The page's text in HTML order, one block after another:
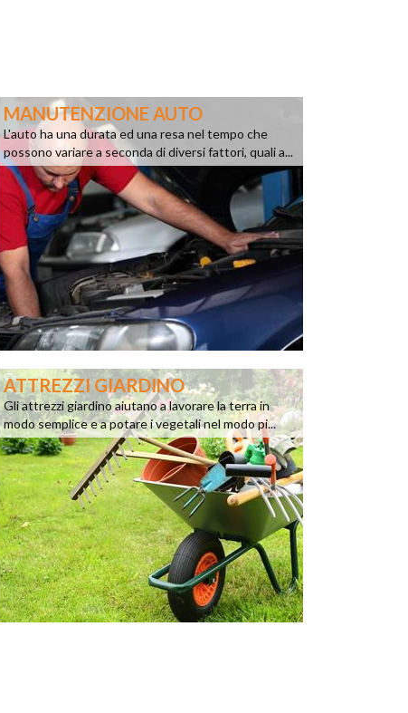
MANUTENZIONE AUTO
L'auto ha una durata ed una resa nel tempo che
possono variare a seconda di diversi fattori, quali a...
ATTREZZI GIARDINO
Gli attrezzi giardino aiutano a lavorare la terra in
modo semplice e a potare i vegetali nel modo pi...